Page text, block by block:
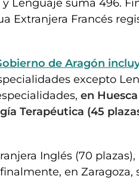
Lenguaje suma 496.
Extranjera Francés
de Aragón
excepto
en
Terapéutica (45
Inglés (70 plazas),
en Zaragoza,